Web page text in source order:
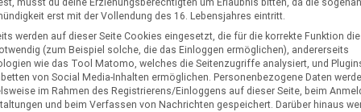
mitgestalten
23. April 2024
musst du deine Erziehungsberechtigten um Erlaubnis bitten, da die
erst mit der Vollendung des 16. Lebensjahres eintritt.
werden auf dieser Seite Cookies eingesetzt, die für die korrekte Funktion
(zum Beispiel solche, die das Einloggen ermöglichen), andererseits
wie das Tool Matomo, welches die Seitenzugriffe analysiert, und
von Social Media-Inhalten ermöglichen. Personenbezogene Daten
im Rahmen des Registrierens/Einloggens auf dieser Seite, beim
und beim Verfassen von Nachrichten gespeichert. Darüber hinaus